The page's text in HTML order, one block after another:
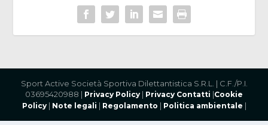
Sport Active Società Sportiva Dilettantistica S.R.L. | C.F./P.I.
03695420988 | Privacy Policy | Privacy Contatti |Cookie
Policy| Note legali | Regolamento | Politica ambientale |